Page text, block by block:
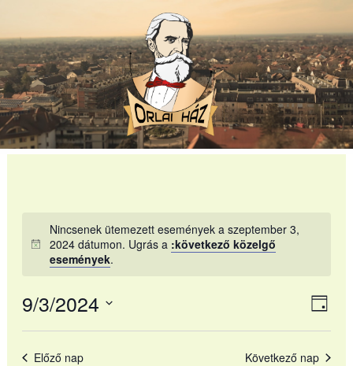
content
Nincsenek ütemezett események a szeptember 3,
2024 dátumon. Ugrás a :következő közelgő
események.
Nap
9/3/2024
Dátum
Előző nap Következő nap